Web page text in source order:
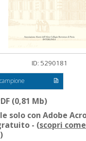
ID: 5290181
(0,81 Mb)
solo con Adobe
- (scopri
)